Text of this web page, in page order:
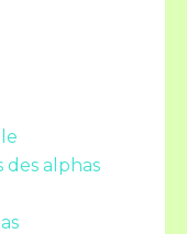
des alphas